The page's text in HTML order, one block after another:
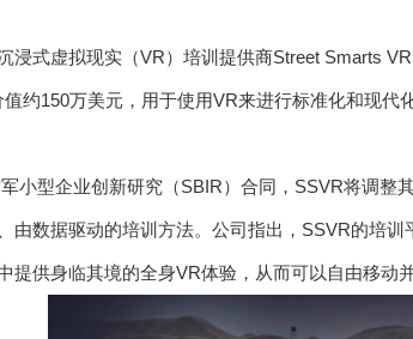
浸式虚拟现实（VR）培训提供商Street Smarts
约150万美元，用于使用VR来进行标准化和现代化
小型企业创新研究（SBIR）合同，SSVR将调整
由数据驱动的培训方法。公司指出，SSVR的培
提供身临其境的全身VR体验，从而可以自由移动